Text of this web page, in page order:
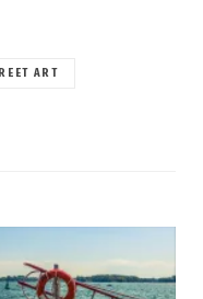
ART